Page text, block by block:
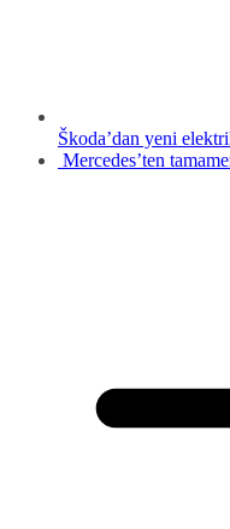
Škoda’dan yeni
Mercedes’ten